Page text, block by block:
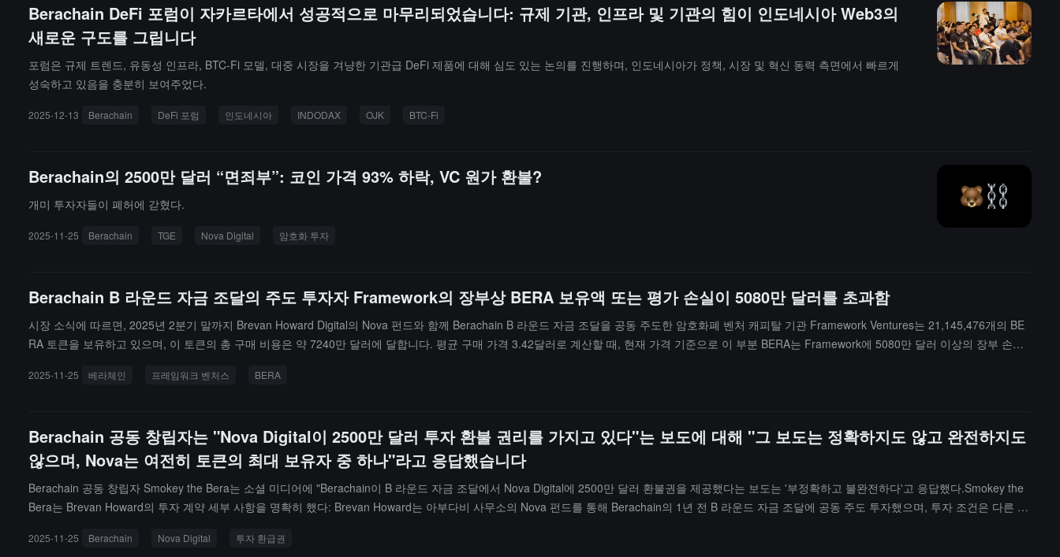
Berachain DeFi 포럼이 자카르타에서 성공적으로 마무리되었습니다: 규제 기관, 인프라 및 기관의 힘이 인도네시아 Web3의
새로운 구도를 그립니다
포럼은 규제 트렌드, 유동성 인프라, BTC-Fi 모델, 대중 시장을 겨냥한 기관급 DeFi 제품에 대해 심도 있는 논의를 진행하며, 인도네시아가 정책, 시장 및 혁신 동력 측면에서 빠르게
성숙하고 있음을 충분히 보여주었다.
2025-12-13 Berachain DeFi 포럼 인도네시아 INDODAX OJK BTC-Fi
Berachain의 2500만 달러 “면죄부”: 코인 가격 93% 하락, VC 원가 환불?
개미 투자자들이 폐허에 갇혔다.
2025-11-25 Berachain TGE Nova Digital 암호화 투자
Berachain B 라운드 자금 조달의 주도 투자자 Framework의 장부상 BERA 보유액 또는 평가 손실이 5080만 달러를 초과함
시장 소식에 따르면, 2025년 2분기 말까지 Brevan Howard Digital의 Nova 펀드와 함께 Berachain B 라운드 자금 조달을 공동 주도한 암호화폐 벤처 캐피탈 기관 Framework Ventures는 21,145,476개의 BE
RA 토큰을 보유하고 있으며, 이 토큰의 총 구매 비용은 약 7240만 달러에 달합니다. 평균 구매 가격 3.42달러로 계산할 때, 현재 가격 기준으로 이 부분 BERA는 Framework에 5080만 달러 이상의 장부 손실
금은 TGE 이후 환불이 가능하다고 전해졌고, 다른 투자자들은 이에 대해 알지 못했다고 합니다. Berachain 공동 창립자는 "Nova Digital이 2500만 달러 투자 환불 권리를 갖고 있다"는 보도에 대해 "정확하지
2025-11-25 베라체인 프레임워크 벤처스 BERA
Berachain 공동 창립자는 "Nova Digital이 2500만 달러 투자 환불 권리를 가지고 있다"는 보도에 대해 "그 보도는 정확하지도 않고 완전하지도
않으며, Nova는 여전히 토큰의 최대 보유자 중 하나"라고 응답했습니다
Berachain 공동 창립자 Smokey the Bera는 소셜 미디어에 "Berachain이 B 라운드 자금 조달에서 Nova Digital에 2500만 달러 환불권을 제공했다는 보도는 '부정확하고 불완전하다'고 응답했다.Smokey the
Bera는 Brevan Howard의 투자 계약 세부 사항을 명확히 했다: Brevan Howard는 아부다비 사무소의 Nova 펀드를 통해 Berachain의 1년 전 B 라운드 자금 조달에 공동 주도 투자했으며, 투자 조건은 다른 투
상업 계약을 체결했다.Smokey the Bera는 Nova가 여전히 Berachain의 최대 토큰 보유자 중 하나이며, 심지어 최대 보유자일 수 있다고 강조했다. B 라운드 자금 조달에서 확보한 잠금 BERA 토큰과 공개 시
2025-11-25 Berachain Nova Digital 투자 환급권